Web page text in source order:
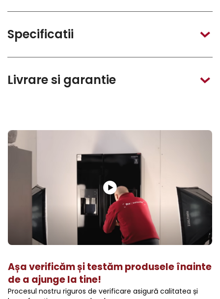
Specificatii
Livrare si garantie
Așa verificăm și testăm produsele înainte
de a ajunge la tine!
Procesul nostru riguros de verificare asigură calitatea și